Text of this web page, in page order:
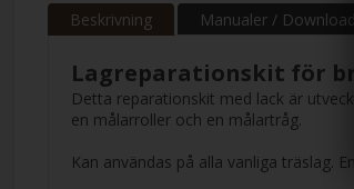
Beskrivning Manualer / Download
Lagreparationskit för
Detta reparationskit med lack är
en målarroller och en målartråg.
Kan användas på alla vanliga träslag.